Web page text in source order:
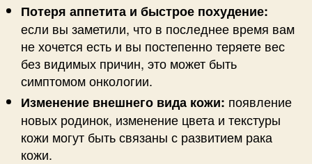
Потеря аппетита и быстрое похудение:
если вы заметили, что в последнее время вам
не хочется есть и вы постепенно теряете вес
без видимых причин, это может быть
симптомом онкологии.
Изменение внешнего вида кожи: появление
новых родинок, изменение цвета и текстуры
кожи могут быть связаны с развитием рака
кожи.